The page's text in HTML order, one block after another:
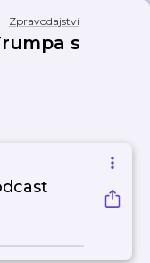
Zpravodajství
s